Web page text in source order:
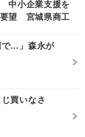
中小企業支援を
望 宮城県商工
会 | khb東日本
で…」森永が
買いなさ